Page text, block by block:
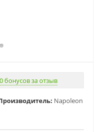
бонусов за отзыв
Napoleon